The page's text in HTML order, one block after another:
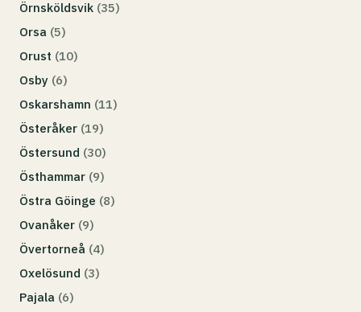
Örnsköldsvik (35)
Orsa (5)
Orust (10)
Osby (6)
Oskarshamn (11)
Österåker (19)
Östersund (30)
Östhammar (9)
Östra Göinge (8)
Ovanåker (9)
Övertorneå (4)
Oxelösund (3)
Pajala (6)